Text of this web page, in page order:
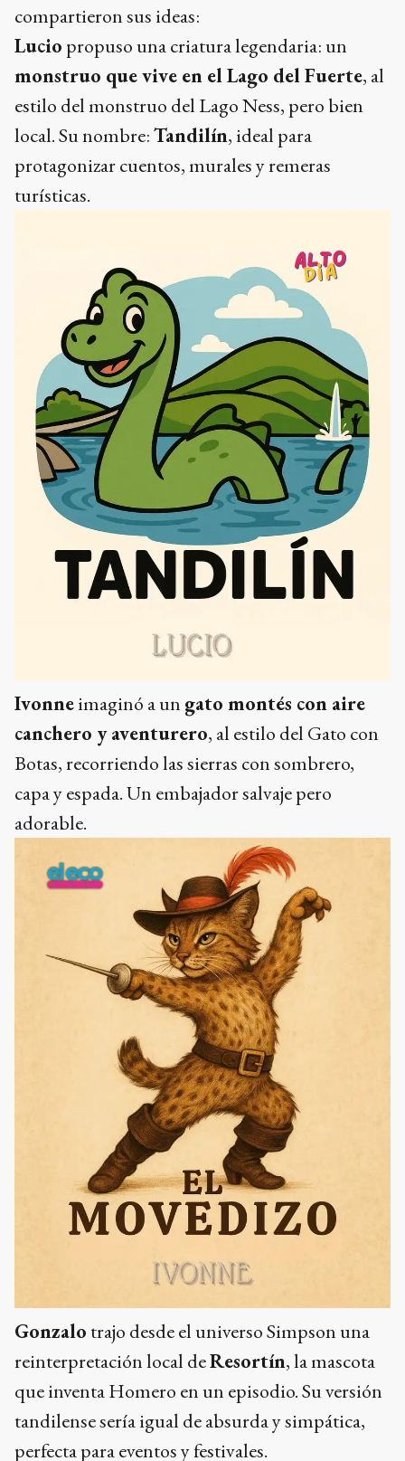
compartieron sus ideas:
Lucio propuso una criatura legendaria: un
monstruo que vive en el Lago del Fuerte, al
estilo del monstruo del Lago Ness, pero bien
local. Su nombre:Tandilín, ideal para
protagonizar cuentos, murales y remeras
turísticas.
Ivonneimaginó a un gato montés con aire
canchero y aventurero, al estilo del Gato con
Botas, recorriendo las sierras con sombrero,
capa y espada. Un embajador salvaje pero
adorable.
Gonzalo trajo desde el universo Simpson una
reinterpretación local deResortín, la mascota
que inventa Homero en un episodio. Su versión
tandilense sería igual de absurda y simpática,
perfecta para eventos y festivales.